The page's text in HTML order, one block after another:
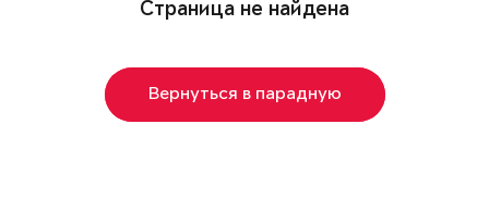
Страница не найдена
Вернуться в парадную